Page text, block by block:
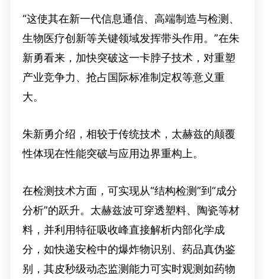
“这使其在新一代信息通信、高端制造与检测、
生物医疗创新等关键领域发挥带头作用。”在朱
新勇看来，加快突破这一卡脖子技术，对重塑
产业竞争力、抢占国际标准制定权等意义重
大。
朱新勇介绍，相较于传统技术，太赫兹的颠覆
性体现在性能突破与应用边界重构上。
在检测技术方面，可实现从“结构检测”到“成分
分析”的跃升。太赫兹波可穿透塑料、陶瓷等材
料，并利用特征吸收峰直接解析内部化学成
分，如快递安检中的爆炸物识别、药品真伪鉴
别，其皮秒级动态监测能力可实时观测如药物